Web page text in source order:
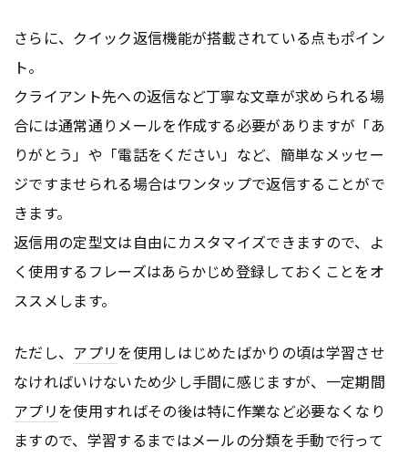
さらに、クイック返信機能が搭載されている点もポイン
ト。
クライアント先への返信など丁寧な文章が求められる場
合には通常通りメールを作成する必要がありますが「あ
りがとう」や「電話をください」など、簡単なメッセー
ジですませられる場合はワンタップで返信することがで
きます。
返信用の定型文は自由にカスタマイズできますので、よ
く使用するフレーズはあらかじめ登録しておくことをオ
ススメします。
ただし、 アプリを使用しはじめたばかりの頃は学習させ
なければいけないため少し手間に感じますが、一定期間
アプリを使用すればその後は特に作業など必要なくなり
ますので、学習するまではメールの分類を手動で行って